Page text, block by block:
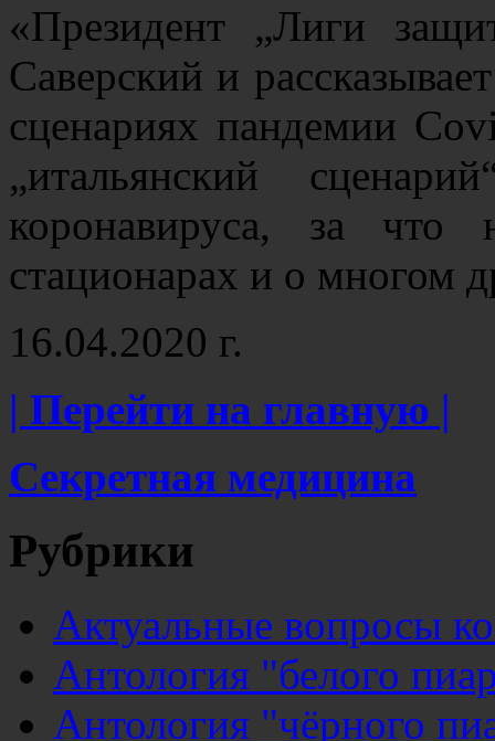
«Президент „Лиги
Саверский и
сценариях пандемии
„итальянский
коронавируса, за что
стационарах и о многом
16.04.2020 г.
| Перейти на главную |
Секретная медицина
Рубрики
Актуальные вопросы
Антология "белого
Антология "чёрного